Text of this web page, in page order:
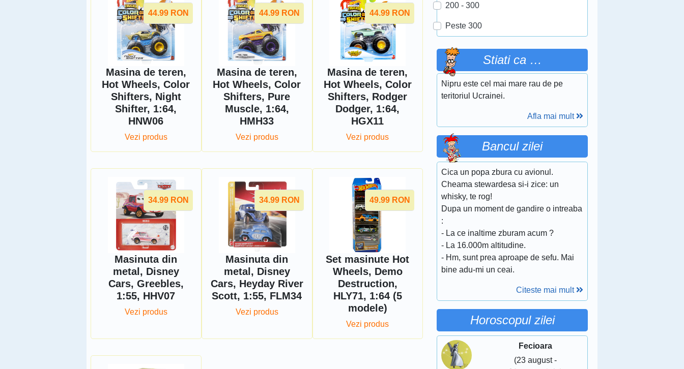
44.99 RON
Masina de teren,
Hot Wheels, Color
Shifters, Night
Shifter, 1:64,
HNW06
Vezi produs
44.99 RON
Masina de teren,
Hot Wheels, Color
Shifters, Pure
Muscle, 1:64,
HMH33
Vezi produs
44.99 RON
Masina de teren,
Hot Wheels, Color
Shifters, Rodger
Dodger, 1:64,
HGX11
Vezi produs
34.99 RON
Masinuta din
metal, Disney
Cars, Greebles,
1:55, HHV07
Vezi produs
34.99 RON
Masinuta din
metal, Disney
Cars, Heyday River
Scott, 1:55, FLM34
Vezi produs
49.99 RON
Set masinute Hot
Wheels, Demo
Destruction,
HLY71, 1:64 (5
modele)
Vezi produs
200 - 300
Peste 300
Stiati ca …
Nipru este cel mai mare rau de pe
teritoriul Ucrainei.
Afla mai mult
Bancul zilei
Cica un popa zbura cu avionul.
Cheama stewardesa si-i zice: un
whisky, te rog!
Dupa un moment de gandire o intreaba
:
- La ce inaltime zburam acum ?
- La 16.000m altitudine.
- Hm, sunt prea aproape de sefu. Mai
bine adu-mi un ceai.
Citeste mai mult
Horoscopul zilei
Fecioara
(23 august -